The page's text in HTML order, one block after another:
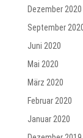
Dezember 2020
September
Juni 2020
Mai 2020
März 2020
Februar 2020
Januar 2020